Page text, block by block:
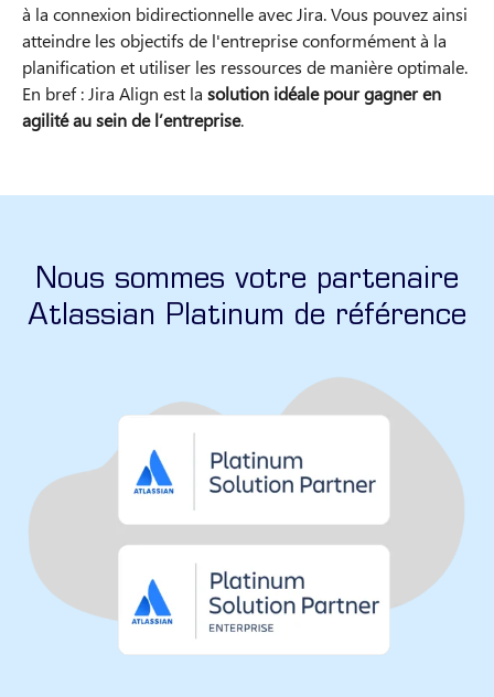
à la connexion bidirectionnelle avec Jira. Vous pouvez ainsi
atteindre les objectifs de l'entreprise conformément à la
planification et utiliser les ressources de manière optimale.
En bref : Jira Align est la solution idéale pour gagner en
agilité au sein de l’entreprise.
Nous sommes votre partenaire
Atlassian Platinum de référence